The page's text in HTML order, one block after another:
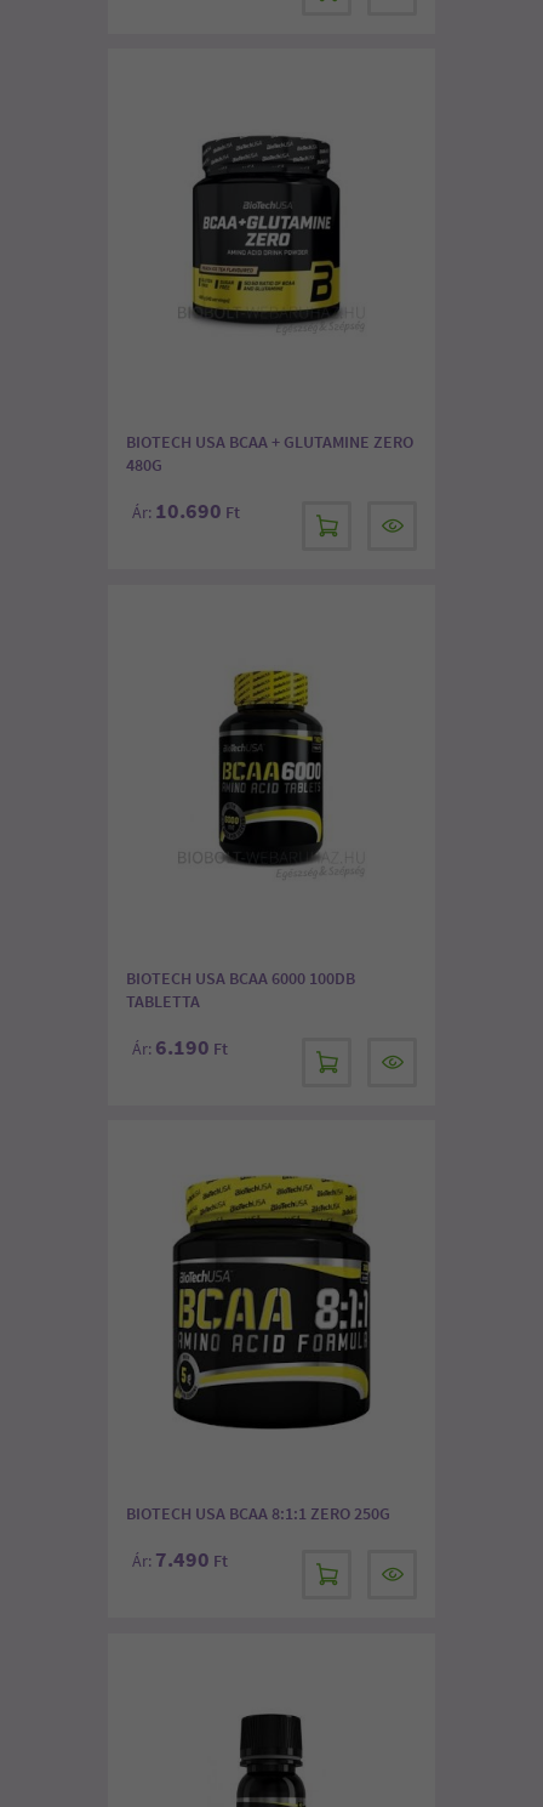
BIOTECH USA BCAA + GLUTAMINE ZERO
480G
Ár: 10.690 Ft
BIOTECH USA BCAA 6000 100DB
TABLETTA
Ár: 6.190 Ft
BIOTECH USA BCAA 8:1:1 ZERO 250G
Ár: 7.490 Ft